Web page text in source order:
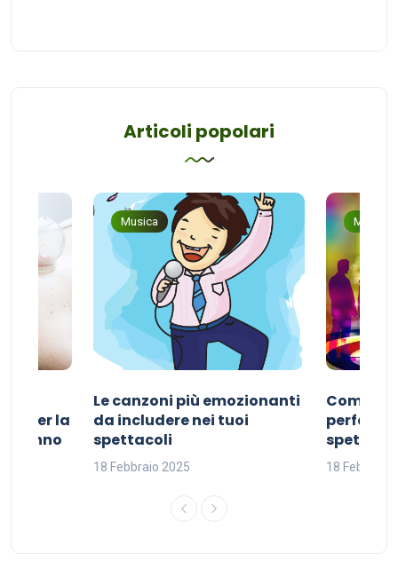
Articoli popolari
per la
sonno
Musica
Le canzoni più emozionanti
da includere nei tuoi
spettacoli
18 Febbraio 2025
Musica
Come
perfetta
18 Febbraio